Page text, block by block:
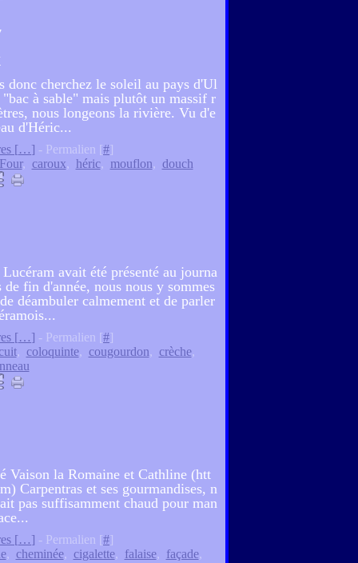
cherchez le soleil au pays d'Ul
à sable" mais plutôt un massif r
nous longeons la rivière. Vu d'e
d'Héric...
[…] - Permalien [#]
, caroux, héric, mouflon, douch
avait été présenté au journa
fin d'année, nous nous y sommes
déambuler calmement et de parler
[…] - Permalien [#]
, coloquinte, cougourdon, crèche,
Vaison la Romaine et Cathline (htt
Carpentras et ses gourmandises, n
pas suffisamment chaud pour man
[…] - Permalien [#]
, cheminée, cigalette, falaise, façade,